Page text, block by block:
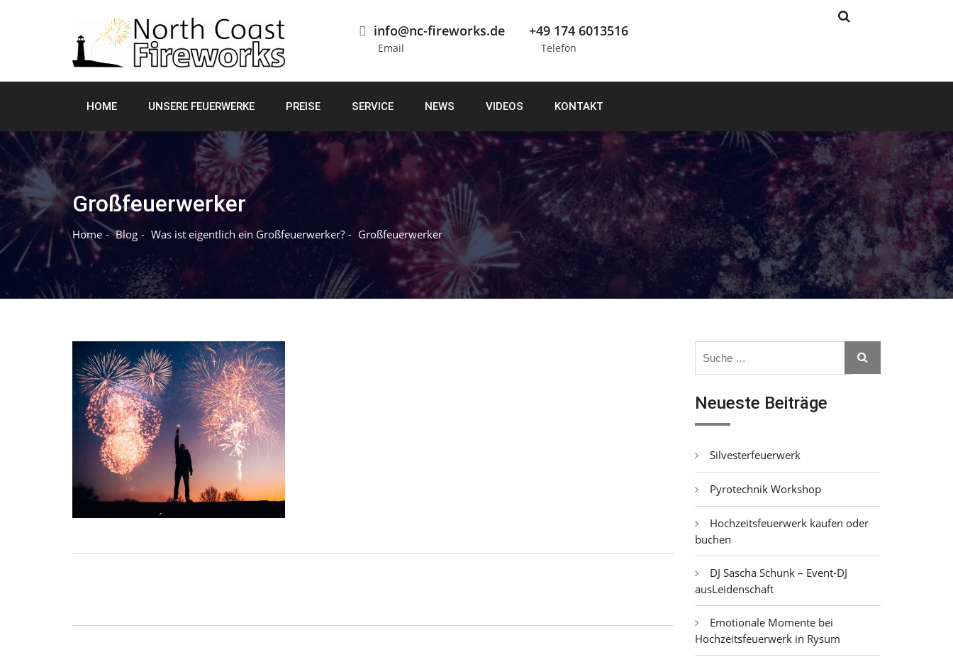
info@nc-fireworks.de
Email
+49 174 6013516
Telefon
Search
HOME UNSERE FEUERWERKE PREISE SERVICE NEWS VIDEOS KONTAKT
Großfeuerwerker
Home Blog Was ist eigentlich ein Großfeuerwerker? Großfeuerwerker
for:
Search
Neueste Beiträge
Silvesterfeuerwerk
Pyrotechnik Workshop
Hochzeitsfeuerwerk kaufen oder
buchen
DJ Sascha Schunk – Event-DJ
ausLeidenschaft
Emotionale Momente bei
Hochzeitsfeuerwerk in Rysum